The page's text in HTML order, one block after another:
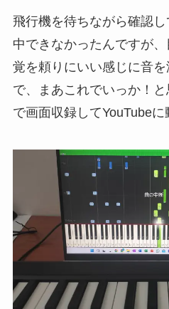
飛行機を待ちながら確認
中できなかったんですが
覚を頼りにいい感じに音
で、まあこれでいっか！
で画面収録してYouTubeに